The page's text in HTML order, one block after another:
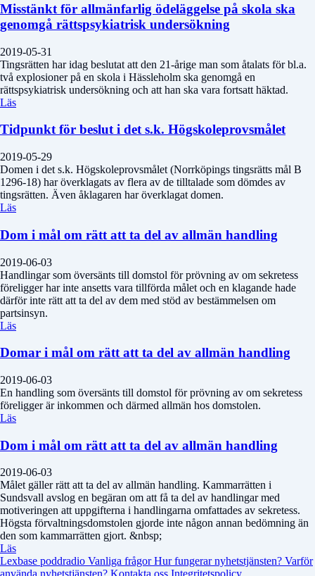
Misstänkt för allmänfarlig ödeläggelse på skola ska
genomgå rättspsykiatrisk undersökning
2019-05-31
Tingsrätten har idag beslutat att den 21-årige man som åtalats för bl.a.
två explosioner på en skola i Hässleholm ska genomgå en
rättspsykiatrisk undersökning och att han ska vara fortsatt häktad.
Läs
Tidpunkt för beslut i det s.k. Högskoleprovsmålet
2019-05-29
Domen i det s.k. Högskoleprovsmålet (Norrköpings tingsrätts mål B
1296-18) har överklagats av flera av de tilltalade som dömdes av
tingsrätten. Även åklagaren har överklagat domen.
Läs
Dom i mål om rätt att ta del av allmän handling
2019-06-03
Handlingar som översänts till domstol för prövning av om sekretess
föreligger har inte ansetts vara tillförda målet och en klagande hade
därför inte rätt att ta del av dem med stöd av bestämmelsen om
partsinsyn.
Läs
Domar i mål om rätt att ta del av allmän handling
2019-06-03
En handling som översänts till domstol för prövning av om sekretess
föreligger är inkommen och därmed allmän hos domstolen.
Läs
Dom i mål om rätt att ta del av allmän handling
2019-06-03
Målet gäller rätt att ta del av allmän handling. Kammarrätten i
Sundsvall avslog en begäran om att få ta del av handlingar med
motiveringen att uppgifterna i handlingarna omfattades av sekretess.
Högsta förvaltningsdomstolen gjorde inte någon annan bedömning än
den som kammarrätten gjort. &nbsp;
Läs
Lexbase poddradio Vanliga frågorHur fungerar nyhetstjänsten? Varför